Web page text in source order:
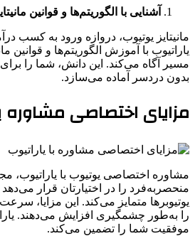
آشنایی با الگوریتم‌ها و قوانین
مانیتایز یوتیوب، دروازه ورود به کسب
یاراتیوب با آموزش الگوریتم‌ها و قوانین
مسیر آگاه می‌کند. این دانش، شما را
بدون دردسر آماده می‌سازد.
مزایای اختصاصی مشاوره
مشاوره اختصاصی یوتیوب با یاراتیوب،
منحصربه‌فرد را در اختیارتان قرار می‌دهد
یوتیوبرها متمایز می‌کند. این مزایا،
را به‌طور چشمگیری افزایش می‌دهند.
موفقیت شما را تضمین می‌کند.